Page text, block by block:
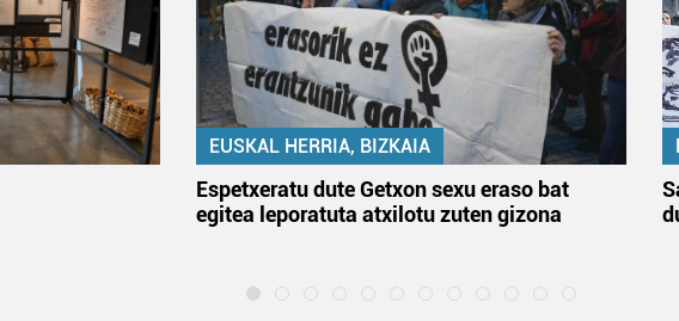
EUSKAL HERRIA, BIZKAIA
Espetxeratu dute Getxon sexu eraso bat
egitea leporatuta atxilotu zuten gizona